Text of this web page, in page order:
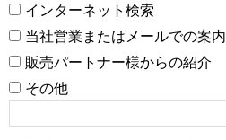
インターネット検索
当社営業またはメールでの案内
販売パートナー様からの紹介
その他